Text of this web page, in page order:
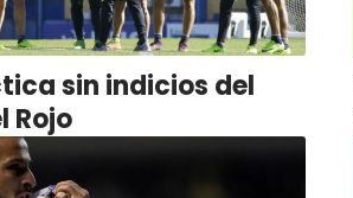
sin indicios del
Rojo